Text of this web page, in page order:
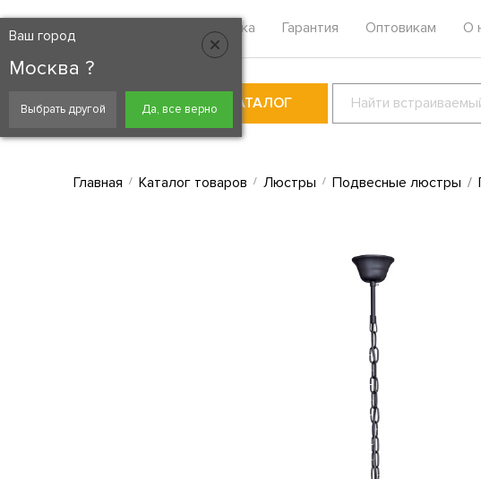
Москва
Ваш город
Москва ?
Выбрать другой Да, все верно
Доставка Гарантия Оптовикам О
КАТАЛОГ
Главная Каталог товаров Люстры Подвесные люстры